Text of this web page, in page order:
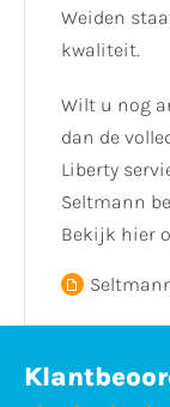
Weiden
kwaliteit.
Wilt u nog
dan de
Liberty
Seltmann
Bekijk hier